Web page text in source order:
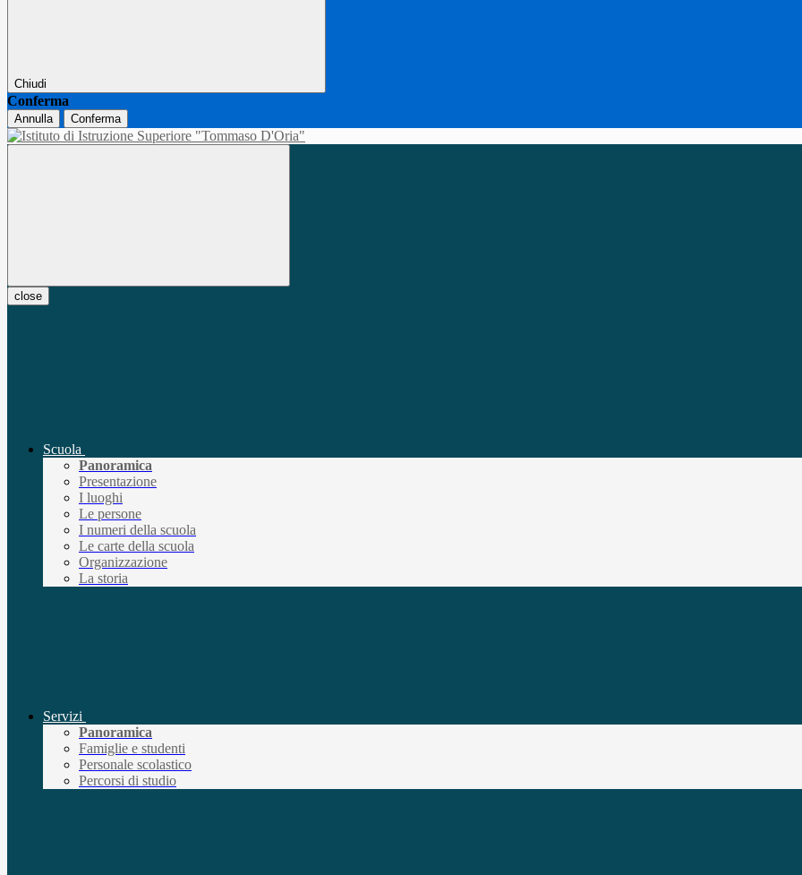
Chiudi
Conferma
Annulla Conferma
close
Scuola
Panoramica
Presentazione
I luoghi
Le persone
I numeri della scuola
Le carte della scuola
Organizzazione
La storia
Servizi
Panoramica
Famiglie e studenti
Personale scolastico
Percorsi di studio